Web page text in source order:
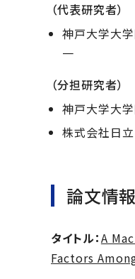
（代表研究者）
神戸大学大
一
（分担研究者）
神戸大学大
株式会社日
論文情報
タイトル：A
Factors